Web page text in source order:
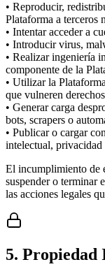
• Reproducir,
Plataforma a terceros
• Intentar acceder a
• Introducir virus,
• Realizar ingeniería
componente de la
• Utilizar la
que vulneren
• Generar carga
bots, scrapers o
• Publicar o cargar
intelectual, privacidad
El incumplimiento de
suspender o terminar
las acciones legales
5. Propiedad